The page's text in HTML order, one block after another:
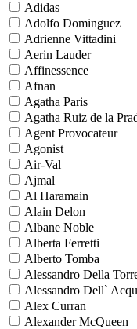
Adidas
Adolfo Dominguez
Adrienne Vittadini
Aerin Lauder
Affinessence
Afnan
Agatha Paris
Agatha Ruiz de la
Agent Provocateur
Agonist
Air-Val
Ajmal
Al Haramain
Alain Delon
Albane Noble
Alberta Ferretti
Alberto Tomba
Alessandro Della
Alessandro Dell`
Alex Curran
Alexander McQueen